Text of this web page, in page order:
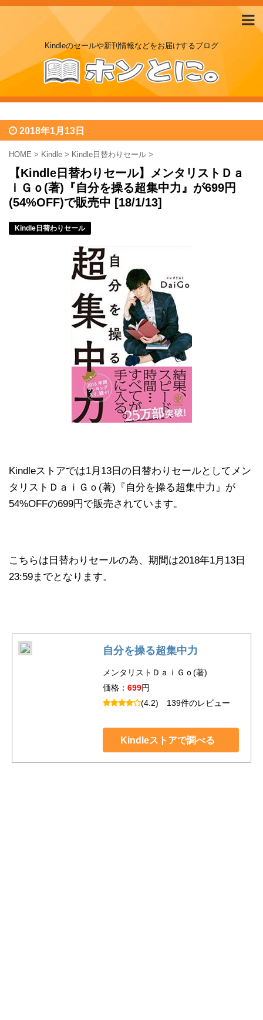
Kindleのセールや新刊情報などをお届けするブログ
2018年1月13日
HOME > Kindle > Kindle日替わりセール >
【Kindle日替わりセール】メンタリストＤａ
ｉＧｏ(著)『自分を操る超集中力』が699円
(54%OFF)で販売中 [18/1/13]
Kindle日替わりセール
Kindleストアでは1月13日の日替わりセールとしてメン
タリストＤａｉＧｏ(著)『自分を操る超集中力』が
54%OFFの699円で販売されています。
こちらは日替わりセールの為、期間は2018年1月13日
23:59までとなります。
自分を操る超集中力
メンタリストＤａｉＧｏ(著)
価格： 699円
(4.2) 139件のレビュー
Kindleストアで調べる